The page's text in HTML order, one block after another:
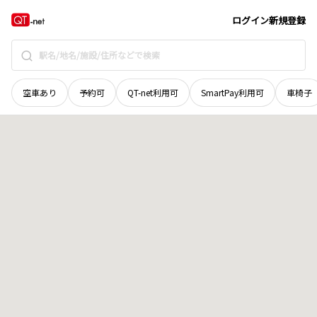
ログイン新規登録
空車あり 予約可 QT-net利用可 SmartPay利用可 車椅子
岡山県